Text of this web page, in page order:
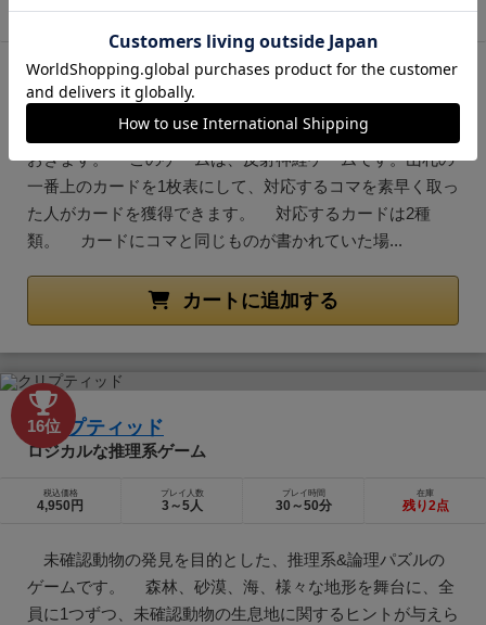
税込価格 プレイ人数 プレイ時間 在庫
テーブルの中央に5つのコマを置きます。それは「白い-
オバケ」「灰色の-ネズミ」「赤い-いす」「緑の-ボトル」
「青い-本」です。 カードはよく混ぜて伏せた山にして
おきます。 このゲームは、反射神経ゲームです。山札の
一番上のカードを1枚表にして、対応するコマを素早く取っ
た人がカードを獲得できます。 対応するカードは2種
類。 カードにコマと同じものが書かれていた場...
カートに追加する
16位
クリプティッド
ロジカルな推理系ゲーム
税込価格
4,950円
プレイ人数
3～5人
プレイ時間
30～50分
在庫
残り2点
未確認動物の発見を目的とした、推理系&論理パズルの
ゲームです。 森林、砂漠、海、様々な地形を舞台に、全
員に1つずつ、未確認動物の生息地に関するヒントが与えら